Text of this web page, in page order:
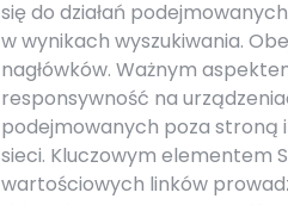
się do działań
w wynikach wyszukiwania.
nagłówków. Ważnym
responsywność na
podejmowanych poza stroną
sieci. Kluczowym elementem
wartościowych linków